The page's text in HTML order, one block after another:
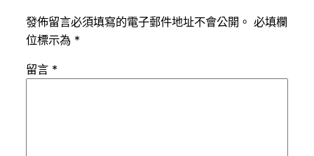
發佈留言必須填寫的電子郵件地址不會公開。 必填欄
位標示為 *
留言 *